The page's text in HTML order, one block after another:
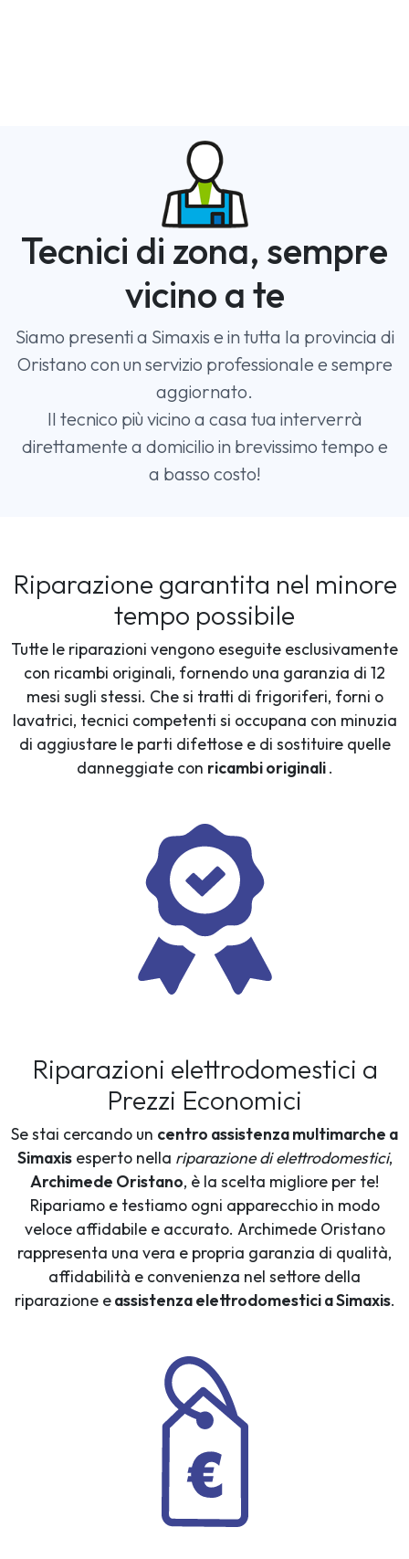
Tecnici di zona, sempre
vicino a te
Siamo presenti a Simaxis e in tutta la provincia di
Oristano con un servizio professionale e sempre
aggiornato.
Il tecnico più vicino a casa tua interverrà
direttamente a domicilio in brevissimo tempo e
a basso costo!
Riparazione garantita nel minore
tempo possibile
Tutte le riparazioni vengono eseguite esclusivamente
con ricambi originali, fornendo una garanzia di 12
mesi sugli stessi. Che si tratti di frigoriferi, forni o
lavatrici, tecnici competenti si occupana con minuzia
di aggiustare le parti difettose e di sostituire quelle
danneggiate con ricambi originali.
Riparazioni elettrodomestici a
Prezzi Economici
Se stai cercando un centro assistenza multimarche a
Simaxisesperto nella riparazione di elettrodomestici,
Archimede Oristano, è la scelta migliore per te!
Ripariamo e testiamo ogni apparecchio in modo
veloce affidabile e accurato. Archimede Oristano
rappresenta una vera e propria garanzia di qualità,
affidabilità e convenienza nel settore della
riparazione eassistenza elettrodomestici a Simaxis.